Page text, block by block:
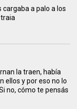
cargaba a palo a los
la traen, había
ellos y por eso no lo
no, cómo te pensás